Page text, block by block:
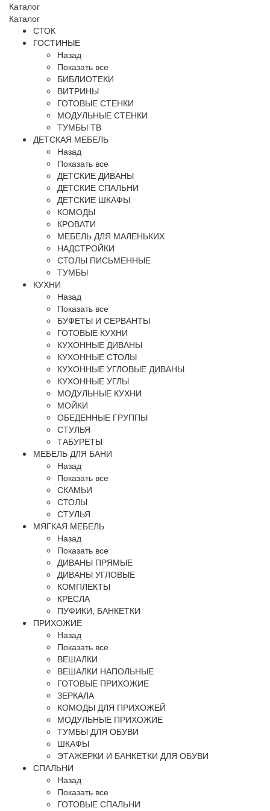
Каталог
Каталог
СТОК
ГОСТИНЫЕ
Назад
Показать все
БИБЛИОТЕКИ
ВИТРИНЫ
ГОТОВЫЕ СТЕНКИ
МОДУЛЬНЫЕ СТЕНКИ
ТУМБЫ ТВ
ДЕТСКАЯ МЕБЕЛЬ
Назад
Показать все
ДЕТСКИЕ ДИВАНЫ
ДЕТСКИЕ СПАЛЬНИ
ДЕТСКИЕ ШКАФЫ
КОМОДЫ
КРОВАТИ
МЕБЕЛЬ ДЛЯ МАЛЕНЬКИХ
НАДСТРОЙКИ
СТОЛЫ ПИСЬМЕННЫЕ
ТУМБЫ
КУХНИ
Назад
Показать все
БУФЕТЫ И СЕРВАНТЫ
ГОТОВЫЕ КУХНИ
КУХОННЫЕ ДИВАНЫ
КУХОННЫЕ СТОЛЫ
КУХОННЫЕ УГЛОВЫЕ ДИВАНЫ
КУХОННЫЕ УГЛЫ
МОДУЛЬНЫЕ КУХНИ
МОЙКИ
ОБЕДЕННЫЕ ГРУППЫ
СТУЛЬЯ
ТАБУРЕТЫ
МЕБЕЛЬ ДЛЯ БАНИ
Назад
Показать все
СКАМЬИ
СТОЛЫ
СТУЛЬЯ
МЯГКАЯ МЕБЕЛЬ
Назад
Показать все
ДИВАНЫ ПРЯМЫЕ
ДИВАНЫ УГЛОВЫЕ
КОМПЛЕКТЫ
КРЕСЛА
ПУФИКИ, БАНКЕТКИ
ПРИХОЖИЕ
Назад
Показать все
ВЕШАЛКИ
ВЕШАЛКИ НАПОЛЬНЫЕ
ГОТОВЫЕ ПРИХОЖИЕ
ЗЕРКАЛА
КОМОДЫ ДЛЯ ПРИХОЖЕЙ
МОДУЛЬНЫЕ ПРИХОЖИЕ
ТУМБЫ ДЛЯ ОБУВИ
ШКАФЫ
ЭТАЖЕРКИ И БАНКЕТКИ ДЛЯ ОБУВИ
СПАЛЬНИ
Назад
Показать все
ГОТОВЫЕ СПАЛЬНИ